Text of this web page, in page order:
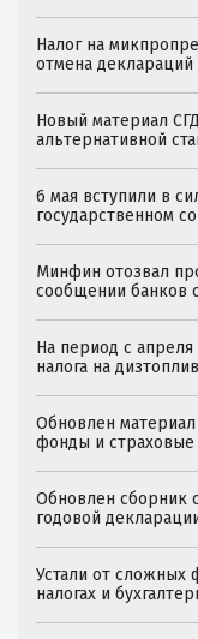
Налог на
отмена
Новый материал
альтернативной
6 мая вступили в
государственном
Минфин отозвал
сообщении банков
На период с
налога на
Обновлен
фонды и
Обновлен сборник
годовой
Устали от сложных
налогах и